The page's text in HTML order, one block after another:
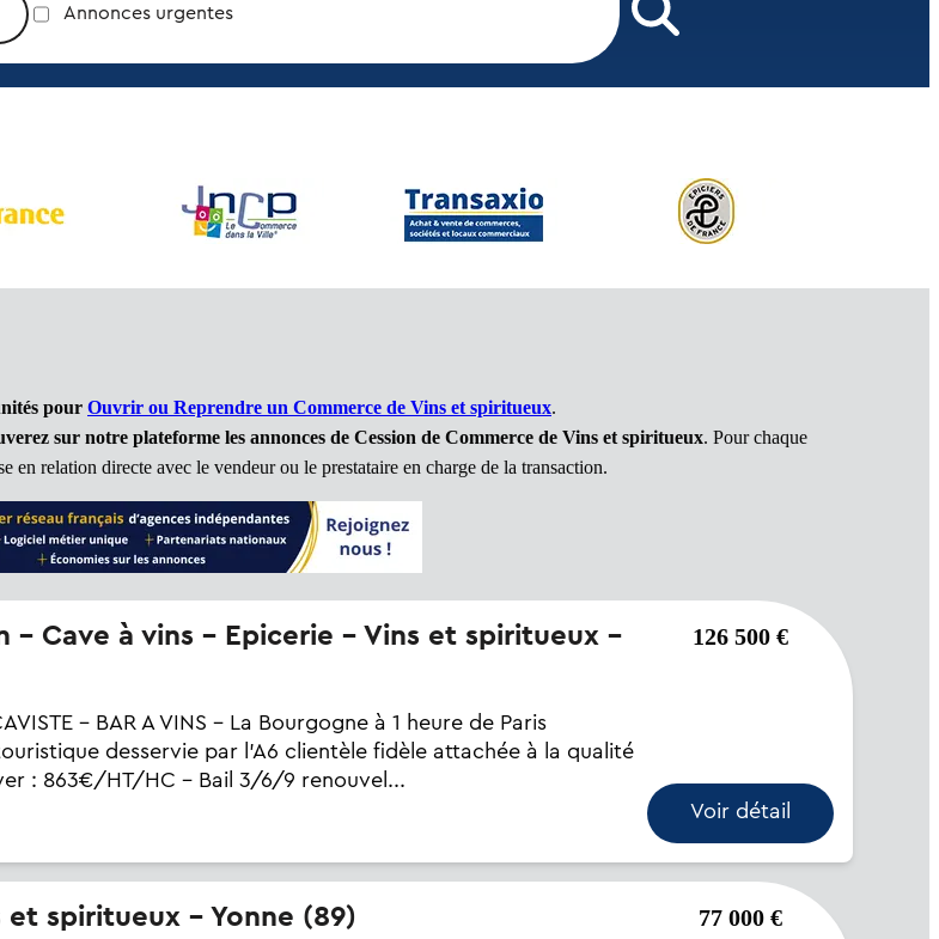
Annonces urgentes
pour Ouvrir ou Reprendre un Commerce de Vins et spiritueux.
sur notre plateforme les annonces de Cession de Commerce de Vins et spiritueux. Pour chaque
en relation directe avec le vendeur ou le prestataire en charge de la transaction.
- BAR A VINS - La Bourgogne à 1 heure de Paris
desservie par l'A6 clientèle fidèle attachée à la qualité
: 863€/HT/HC - Bail 3/6/9 renouvel...
126 500 €
Voir détail
et spiritueux - Yonne (89) 77 000 €